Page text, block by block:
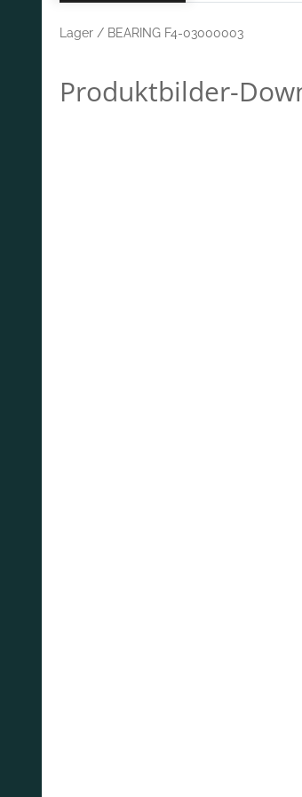
Lager / BEARING F4-03000003
Produktbilder-